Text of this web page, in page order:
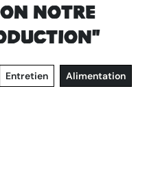
notre
Entretien Alimentation